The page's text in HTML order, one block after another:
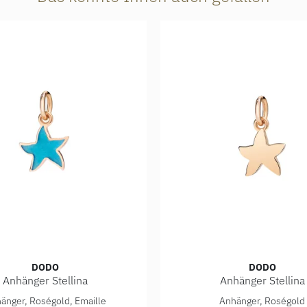
Preis: 170,00 €
DODO
Anhänger Stellina
Stellina, Ref: DMB7002-STARS-TTR9R, Preis: 170,00 €
Roségold, Emaille
DODO
Anhänger Stellina
DoDo Anhänger Stellina,
Anhänger, Roségold